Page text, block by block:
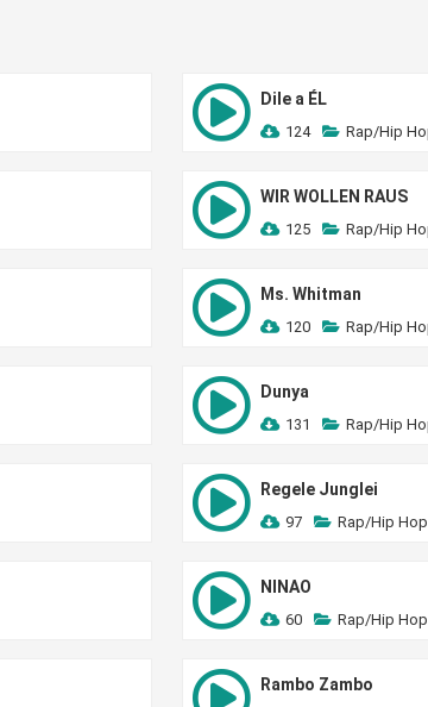
Dile a ÉL
124 Rap/Hip
WIR WOLLEN RAUS
125 Rap/Hip
Ms. Whitman
120 Rap/Hip
Dunya
131 Rap/Hip
Regele Junglei
97 Rap/Hip Hop
NINAO
60 Rap/Hip Hop
Rambo Zambo